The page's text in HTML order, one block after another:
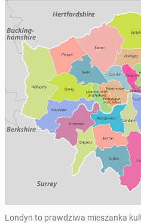
Londyn to prawdziwa mieszanka